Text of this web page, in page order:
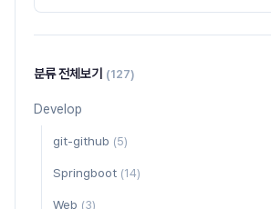
분류 전체보기 (127)
Develop
git-github (5)
Springboot (14)
Web (3)